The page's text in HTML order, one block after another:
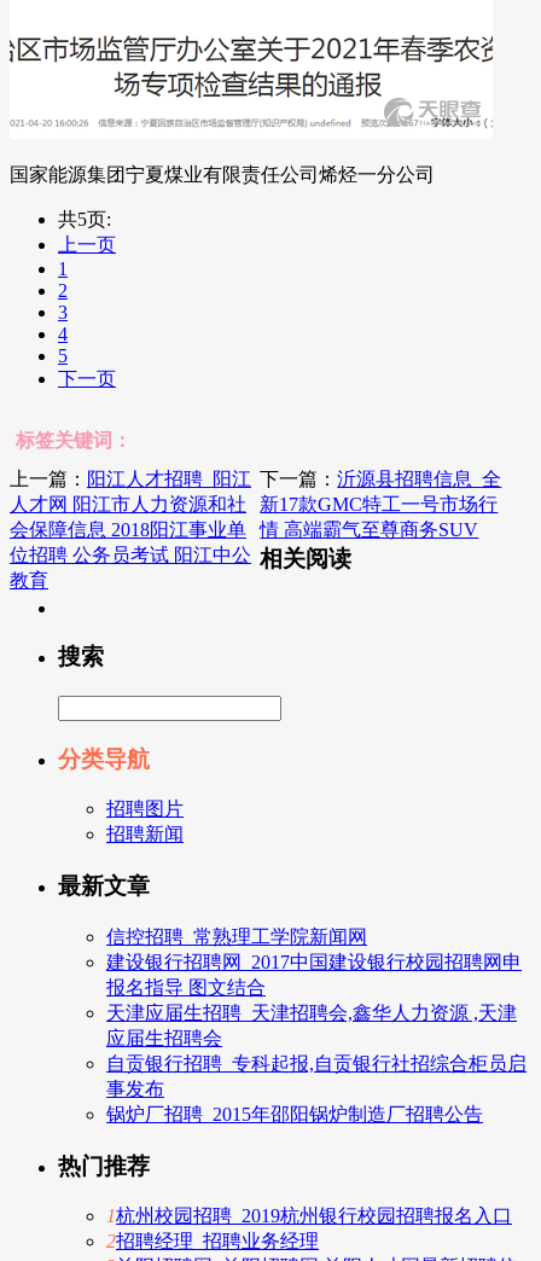
国家能源集团宁夏煤业有限责任公司烯烃一分公司
共5页:
上一页
1
2
3
4
5
下一页
标签关键词：
上一篇： 阳江人才招聘_阳江
人才网 阳江市人力资源和社
会保障信息 2018阳江事业单
位招聘 公务员考试 阳江中公
教育
下一篇：沂源县招聘信息_全
新17款GMC特工一号市场行
情 高端霸气至尊商务SUV
相关阅读
搜索
分类导航
招聘图片
招聘新闻
最新文章
信控招聘_常熟理工学院新闻网
建设银行招聘网_2017中国建设银行校园招聘网申
报名指导 图文结合
天津应届生招聘_天津招聘会,鑫华人力资源 ,天津
应届生招聘会
自贡银行招聘_专科起报,自贡银行社招综合柜员启
事发布
锅炉厂招聘_2015年邵阳锅炉制造厂招聘公告
热门推荐
1杭州校园招聘_2019杭州银行校园招聘报名入口
2招聘经理_招聘业务经理